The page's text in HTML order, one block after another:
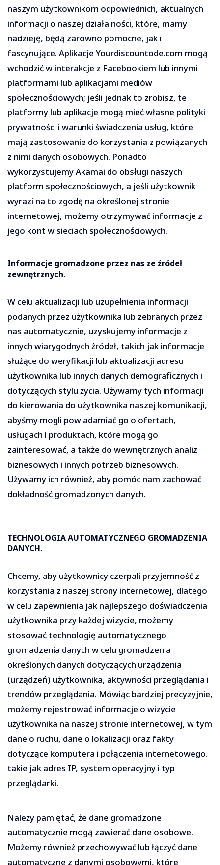
naszym użytkownikom odpowiednich, aktualnych
informacji o naszej działalności, które, mamy
nadzieję, będą zarówno pomocne, jak i
fascynujące. Aplikacje Yourdiscountode.com mogą
wchodzić w interakcje z Facebookiem lub innymi
platformami lub aplikacjami mediów
społecznościowych; jeśli jednak to zrobisz, te
platformy lub aplikacje mogą mieć własne polityki
prywatności i warunki świadczenia usług, które
mają zastosowanie do korzystania z powiązanych
z nimi danych osobowych. Ponadto
wykorzystujemy Akamai do obsługi naszych
platform społecznościowych, a jeśli użytkownik
wyrazi na to zgodę na określonej stronie
internetowej, możemy otrzymywać informacje z
jego kont w sieciach społecznościowych.
Informacje gromadzone przez nas ze źródeł
zewnętrznych.
W celu aktualizacji lub uzupełnienia informacji
podanych przez użytkownika lub zebranych przez
nas automatycznie, uzyskujemy informacje z
innych wiarygodnych źródeł, takich jak informacje
służące do weryfikacji lub aktualizacji adresu
użytkownika lub innych danych demograficznych i
dotyczących stylu życia. Używamy tych informacji
do kierowania do użytkownika naszej komunikacji,
abyśmy mogli powiadamiać go o ofertach,
usługach i produktach, które mogą go
zainteresować, a także do wewnętrznych analiz
biznesowych i innych potrzeb biznesowych.
Używamy ich również, aby pomóc nam zachować
dokładność gromadzonych danych.
TECHNOLOGIA AUTOMATYCZNEGO GROMADZENIA
DANYCH.
Chcemy, aby użytkownicy czerpali przyjemność z
korzystania z naszej strony internetowej, dlatego
w celu zapewnienia jak najlepszego doświadczenia
użytkownika przy każdej wizycie, możemy
stosować technologię automatycznego
gromadzenia danych w celu gromadzenia
określonych danych dotyczących urządzenia
(urządzeń) użytkownika, aktywności przeglądania i
trendów przeglądania. Mówiąc bardziej precyzyjnie,
możemy rejestrować informacje o wizycie
użytkownika na naszej stronie internetowej, w tym
dane o ruchu, dane o lokalizacji oraz fakty
dotyczące komputera i połączenia internetowego,
takie jak adres IP, system operacyjny i typ
przeglądarki.
Należy pamiętać, że dane gromadzone
automatycznie mogą zawierać dane osobowe.
Możemy również przechowywać lub łączyć dane
automatyczne z danymi osobowymi, które